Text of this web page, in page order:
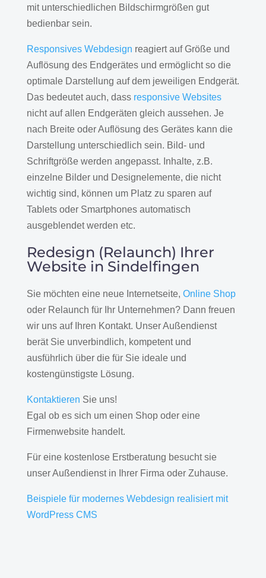
mit unterschiedlichen Bildschirmgrößen gut
bedienbar sein.
Responsives Webdesign reagiert auf Größe und
Auflösung des Endgerätes und ermöglicht so die
optimale Darstellung auf dem jeweiligen Endgerät.
Das bedeutet auch, dass responsive Websites
nicht auf allen Endgeräten gleich aussehen. Je
nach Breite oder Auflösung des Gerätes kann die
Darstellung unterschiedlich sein. Bild- und
Schriftgröße werden angepasst. Inhalte, z.B.
einzelne Bilder und Designelemente, die nicht
wichtig sind, können um Platz zu sparen auf
Tablets oder Smartphones automatisch
ausgeblendet werden etc.
Redesign (Relaunch) Ihrer
Website in Sindelfingen
Sie möchten eine neue Internetseite, Online Shop
oder Relaunch für Ihr Unternehmen? Dann freuen
wir uns auf Ihren Kontakt. Unser Außendienst
berät Sie unverbindlich, kompetent und
ausführlich über die für Sie ideale und
kostengünstigste Lösung.
Kontaktieren Sie uns!
Egal ob es sich um einen Shop oder eine
Firmenwebsite handelt.
Für eine kostenlose Erstberatung besucht sie
unser Außendienst in Ihrer Firma oder Zuhause.
Beispiele für modernes Webdesign realisiert mit
WordPress CMS